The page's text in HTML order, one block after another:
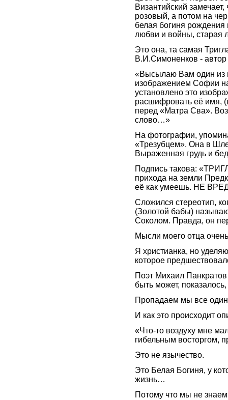
Византийский
розовый, а потом на
белая богиня рождения
любви и войны, старая
Это она, та самая
В.И.Симоненков -
«Высылаю Вам один из
изображением Софии
установлено это
расшифровать её имя,
перед «Матра Сва».
слово…»
На фотографии,
«Трезубцем». Она в
Выраженная грудь и
Подпись такова:
прихода на земли
её как умеешь. НЕ
Сложился стереотип,
(Золотой бабы)
Соколом. Правда, он
Мысли моего отца
Я христианка, но
которое
Поэт Михаил
быть может,
Пропадаем мы все
И как это происходит
«Что-то воздуху мне
гибельным восторгом,
Это не язычество.
Это Белая Богиня, у
жизнь…
Потому что мы не